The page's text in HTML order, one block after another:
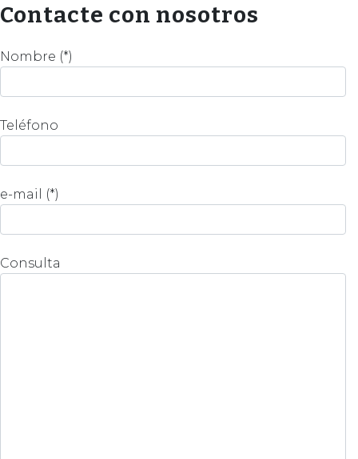
Contacte con nosotros
Nombre (*)
Teléfono
e-mail (*)
Consulta